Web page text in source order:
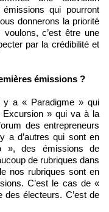
qui pourront
donnerons la priorité
c’est être une
par la crédibilité et
émissions ?
y a « Paradigme » qui
Excursion » qui va à la
des entrepreneurs
a d’autres qui sont en
», des émissions de
de rubriques dans
nos rubriques sont en
C’est le cas de «
des électeurs. C’est de